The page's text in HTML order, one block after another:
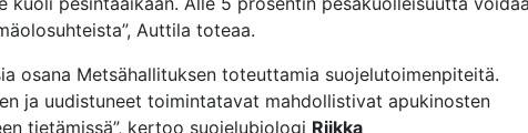
Auttila toteaa.
osana Metsähallituksen toteuttamia suojelutoimenpiteitä.
ja uudistuneet toimintatavat mahdollistivat apukinosten
tietämissä”, kertoo suojelubiologi Riikka